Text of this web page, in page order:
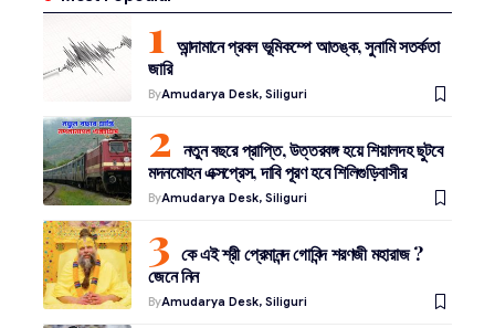
আন্দামানে প্রবল ভূমিকম্পে আতঙ্ক, সুনামি সতর্কতা
জারি
ByAmudarya Desk, Siliguri
নতুন বছরে প্রাপ্তি, উত্তরবঙ্গ হয়ে শিয়ালদহ ছুটবে
মদনমোহন এক্সপ্রেস, দাবি পূরণ হবে শিলিগুড়িবাসীর
ByAmudarya Desk, Siliguri
কে এই শ্রী প্রেমানন্দ গোবিন্দ শরণজী মহারাজ ?
জেনে নিন
ByAmudarya Desk, Siliguri